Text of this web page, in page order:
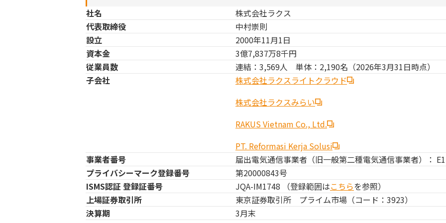
社名
株式会社ラクス
代表取締役
中村崇則
設立
2000年11月1日
資本金
3億7,837万8千円
従業員数
連結：3,569人 単体：2,190名（2026年3月31日時点）
子会社
株式会社ラクスライトクラウド
株式会社ラクスみらい
RAKUS Vietnam Co., Ltd.
PT. Reformasi Kerja Solusi
事業者番号
届出電気通信事業者（旧一般第二種電気通信事業者）：
プライバシーマーク登録番号
第20000843号
ISMS認証 登録証番号
JQA-IM1748 （登録範囲はこちらを参照）
上場証券取引所
東京証券取引所 プライム市場（コード：3923）
決算期
3月末